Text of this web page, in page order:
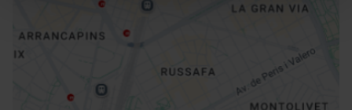
Richtungen